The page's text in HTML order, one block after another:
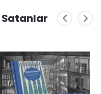
Satanlar